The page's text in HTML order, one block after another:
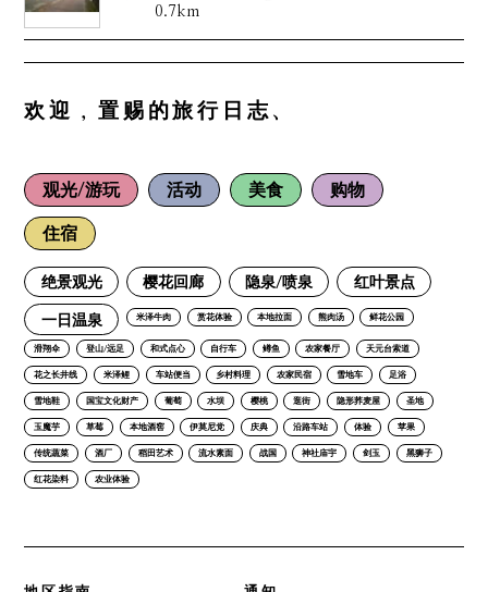
0.7km
欢迎，置赐的旅行日志、
观光/游玩 活动 美食 购物
住宿
绝景观光 樱花回廊 隐泉/喷泉 红叶景点
一日温泉 米泽牛肉 赏花体验 本地拉面 熊肉汤 鲜花公园
滑翔伞 登山/远足 和式点心 自行车 鳟鱼 农家餐厅 天元台索道
花之长井线 米泽鲤 车站便当 乡村料理 农家民宿 雪地车 足浴
雪地鞋 国宝文化财产 葡萄 水坝 樱桃 逛街 隐形荞麦屋 圣地
玉魔芋 草莓 本地酒窖 伊莫尼党 庆典 沿路车站 体验 苹果
传统蔬菜 酒厂 稻田艺术 流水素面 战国 神社庙宇 剑玉 黑狮子
红花染料 农业体验